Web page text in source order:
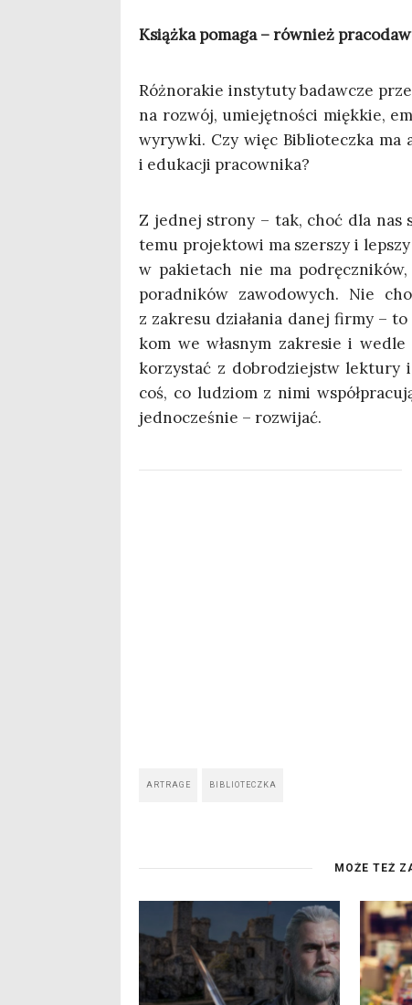
Książ­ka poma­ga – rów­nież
Róż­no­ra­kie insty­tu­ty badaw­cze
na roz­wój, umie­jęt­no­ści mięk­kie,
wyryw­ki. Czy więc Biblio­tecz­ka
i edu­ka­cji pracownika?
Z jed­nej stro­ny – tak, choć dla nas
temu pro­jek­to­wi ma szer­szy i
w pakie­tach nie ma
porad­ni­ków zawo­do­wych. Nie
z zakre­su dzia­ła­nia danej fir­my –
kom we wła­snym zakre­sie i
korzy­stać z dobro­dziejstw lek­tu­ry
coś, co ludziom z nimi
jed­no­cze­śnie – rozwijać.
ARTRAGE BIBLIOTECZKA
MOŻE TEŻ